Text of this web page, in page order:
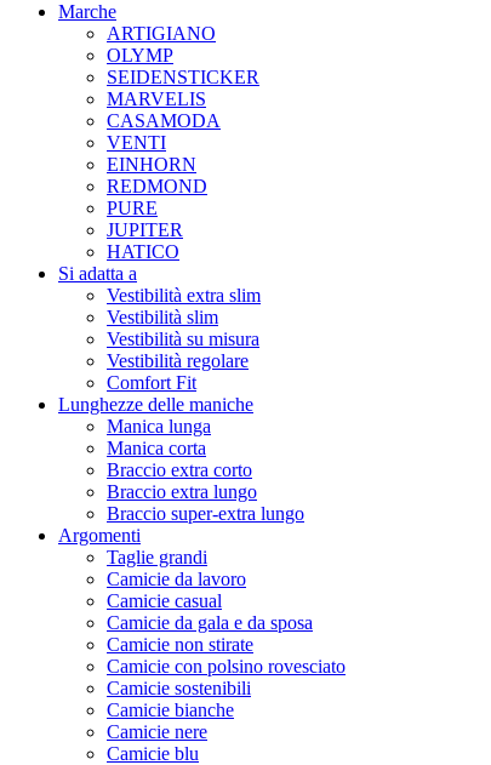
Marche
ARTIGIANO
OLYMP
SEIDENSTICKER
MARVELIS
CASAMODA
VENTI
EINHORN
REDMOND
PURE
JUPITER
HATICO
Si adatta a
Vestibilità extra slim
Vestibilità slim
Vestibilità su misura
Vestibilità regolare
Comfort Fit
Lunghezze delle maniche
Manica lunga
Manica corta
Braccio extra corto
Braccio extra lungo
Braccio super-extra lungo
Argomenti
Taglie grandi
Camicie da lavoro
Camicie casual
Camicie da gala e da sposa
Camicie non stirate
Camicie con polsino rovesciato
Camicie sostenibili
Camicie bianche
Camicie nere
Camicie blu